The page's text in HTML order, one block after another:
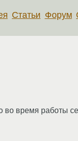
Статьи Форум
время работы